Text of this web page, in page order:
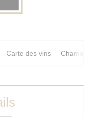
Carte des vins